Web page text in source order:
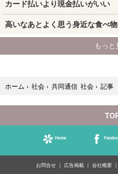
ホーム › 社会 › 共同通信 社会 › 記事
Home
お問合せ 広告掲載 会社概要